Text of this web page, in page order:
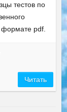
тестов по
формате pdf.
Читать